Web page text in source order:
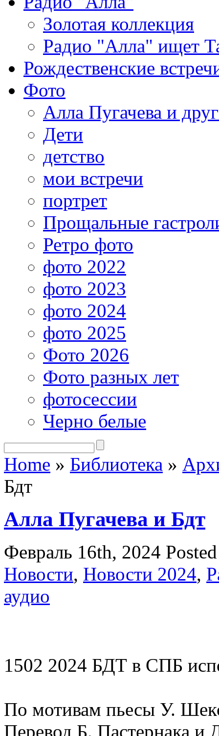
Золотая коллекция
Радио "Алла" ищет
Рождественские
Фото
Алла Пугачева и
Дети
детство
мои встречи
портрет
Прощальные
Ретро фото
фото 2022
фото 2023
фото 2024
фото 2025
Фото 2026
Фото разных лет
фотосессии
Черно белые
Home » Библиотека »
Бдт
Алла Пугачева и Бдт
Февраль 16th, 2024
Новости, Новости 2024,
аудио
1502 2024 БДТ в СПБ
По мотивам пьесы У.
Перевод Б. Пастернака и